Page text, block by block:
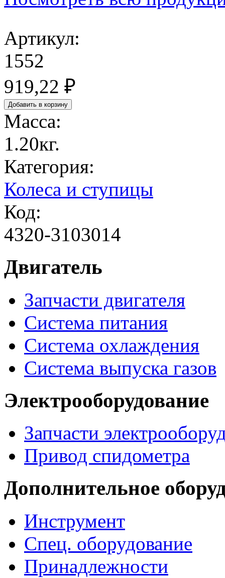
Артикул:
1552
919,22 ₽
Масса:
1.20кг.
Категория:
Колеса и ступицы
Код:
4320-3103014
Двигатель
Запчасти двигателя
Система питания
Система охлаждения
Система выпуска газов
Электрооборудование
Запчасти
Привод спидометра
Дополнительное
Инструмент
Спец. оборудование
Принадлежности